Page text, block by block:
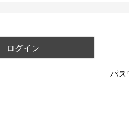
ログイン
パス